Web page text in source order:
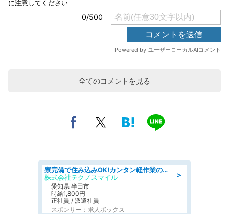
全てのコメントを見る
＞
寮完備で住み込みOK!カンタン軽作業のお仕事 denso aichi
株式会社テクノスマイル
愛知県 半田市
時給1,800円
正社員 / 派遣社員
スポンサー：求人ボックス